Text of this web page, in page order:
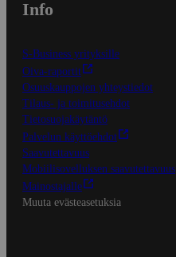
Info
S-Business yrityksille
Oiva-raportit
Osuuskauppojen yhteystiedot
Tilaus- ja toimitusehdot
Tietosuojakäytäntö
Palvelun käyttöehdot
Saavutettavuus
Mobiilisovelluksen saavutettavuus
Mainostajalle
Muuta evästeasetuksia